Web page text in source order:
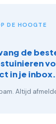
DE HOOGTE
de
in je inbox.
Altijd